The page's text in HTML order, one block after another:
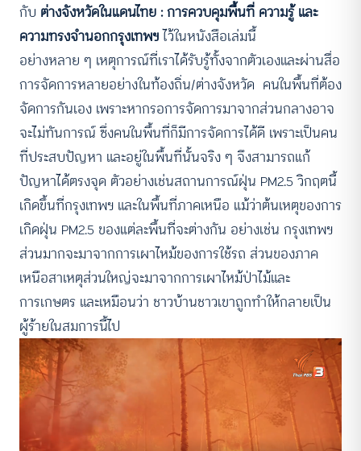
กับ ต่างจังหวัดในแดนไทย : การควบคุมพื้นที่ ความรู้ และ
ความทรงจำนอกกรุงเทพฯไว้ในหนังสือเล่มนี้
อย่างหลาย ๆ เหตุการณ์ที่เราได้รับรู้ทั้งจากตัวเองและผ่านสื่อ
การจัดการหลายอย่างในท้องถิ่น/ต่างจังหวัด คนในพื้นที่ต้อง
จัดการกันเอง เพราะหากรอการจัดการมาจากส่วนกลางอาจ
จะไม่ทันการณ์ ซึ่งคนในพื้นที่ก็มีการจัดการได้ดี เพราะเป็นคน
ที่ประสบปัญหา และอยู่ในพื้นที่นั้นจริง ๆ จึงสามารถแก้
ปัญหาได้ตรงจุด ตัวอย่างเช่นสถานการณ์ฝุ่น PM2.5 วิกฤตนี้
เกิดขึ้นที่กรุงเทพฯ และในพื้นที่ภาคเหนือ แม้ว่าต้นเหตุของการ
เกิดฝุ่น PM2.5 ของแต่ละพื้นที่จะต่างกัน อย่างเช่น กรุงเทพฯ
ส่วนมากจะมาจากการเผาไหม้ของการใช้รถ ส่วนของภาค
เหนือสาเหตุส่วนใหญ่จะมาจากการเผาไหม้ป่าไม้และ
การเกษตร และเหมือนว่า ชาวบ้านชาวเขาถูกทำให้กลายเป็น
ผู้ร้ายในสมการนี้ไป